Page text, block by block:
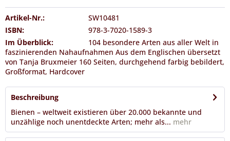
Artikel-Nr.:
SW10481
ISBN:
978-3-7020-1589-3
Im Überblick:
104 besondere Arten aus aller Welt in
faszinierenden Nahaufnahmen Aus dem Englischen übersetzt
von Tanja Bruxmeier 160 Seiten, durchgehend farbig bebildert,
Großformat, Hardcover
Beschreibung
Bienen – weltweit existieren über 20.000 bekannte und
unzählige noch unentdeckte Arten; mehr als... mehr